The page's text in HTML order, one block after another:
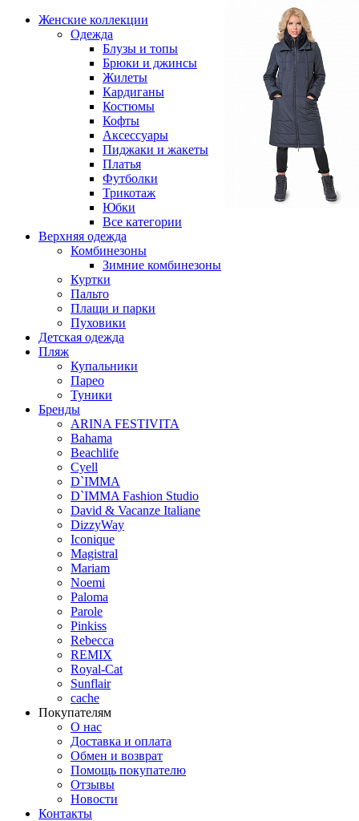
Женские коллекции
Одежда
Блузы и топы
Брюки и джинсы
Жилеты
Кардиганы
Костюмы
Кофты
Аксессуары
Пиджаки и жакеты
Платья
Футболки
Трикотаж
Юбки
Все категории
Верхняя одежда
Комбинезоны
Зимние комбинезоны
Куртки
Пальто
Плащи и парки
Пуховики
Детская одежда
Пляж
Купальники
Парео
Туники
Бренды
ARINA FESTIVITA
Bahama
Beachlife
Cyell
D`IMMA
D`IMMA Fashion Studio
David & Vacanze Italiane
DizzyWay
Iconique
Magistral
Mariam
Noemi
Paloma
Parole
Pinkiss
Rebecca
REMIX
Royal-Cat
Sunflair
cache
Покупателям
О нас
Доставка и оплата
Обмен и возврат
Помощь покупателю
Отзывы
Новости
Контакты